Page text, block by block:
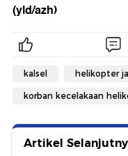
(yld/azh)
kalsel helikopter
korban kecelakaan
Artikel